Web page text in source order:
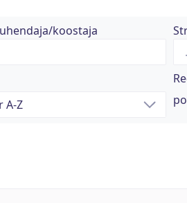
koostaja